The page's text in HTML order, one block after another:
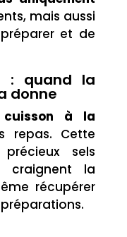
mais aussi
et de
: quand la
donne
cuisson à la
repas. Cette
sels
craignent la
récupérer